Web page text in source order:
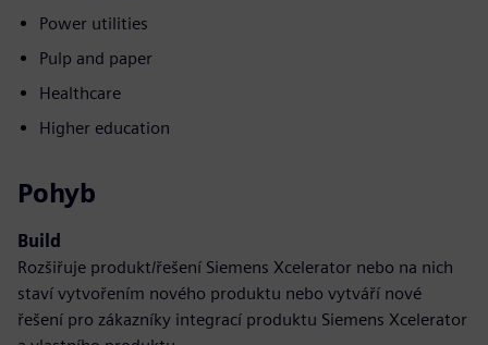
Power utilities
Pulp and paper
Healthcare
Higher education
Pohyb
Build
Rozšiřuje produkt/řešení Siemens Xcelerator nebo na nich
staví vytvořením nového produktu nebo vytváří nové
řešení pro zákazníky integrací produktu Siemens Xcelerator